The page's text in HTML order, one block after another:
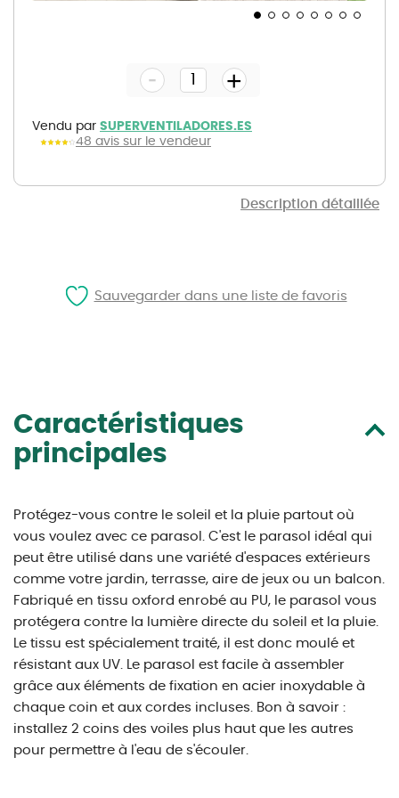
Description détaillée
gallery
Vendu par SUPERVENTILADORES.ES
48 avis sur le vendeur
- +
Caractéristiques
principales
Protégez-vous contre le soleil et la pluie partout où
vous voulez avec ce parasol. C'est le parasol idéal qui
peut être utilisé dans une variété d'espaces extérieurs
comme votre jardin, terrasse, aire de jeux ou un balcon.
Fabriqué en tissu oxford enrobé au PU, le parasol vous
protégera contre la lumière directe du soleil et la pluie.
Le tissu est spécialement traité, il est donc moulé et
résistant aux UV. Le parasol est facile à assembler
grâce aux éléments de fixation en acier inoxydable à
chaque coin et aux cordes incluses. Bon à savoir :
installez 2 coins des voiles plus haut que les autres
pour permettre à l'eau de s'écouler.
Sauvegarder dans une liste de favoris